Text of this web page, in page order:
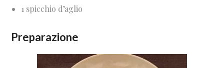
1 spicchio d’aglio
Preparazione